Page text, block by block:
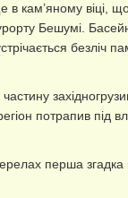
кам’яному віці,
Бешумі.
безліч
потрапив під
перша